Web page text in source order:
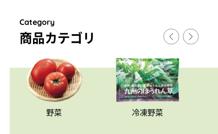
Category
商品カテゴリ
野菜 冷凍野菜